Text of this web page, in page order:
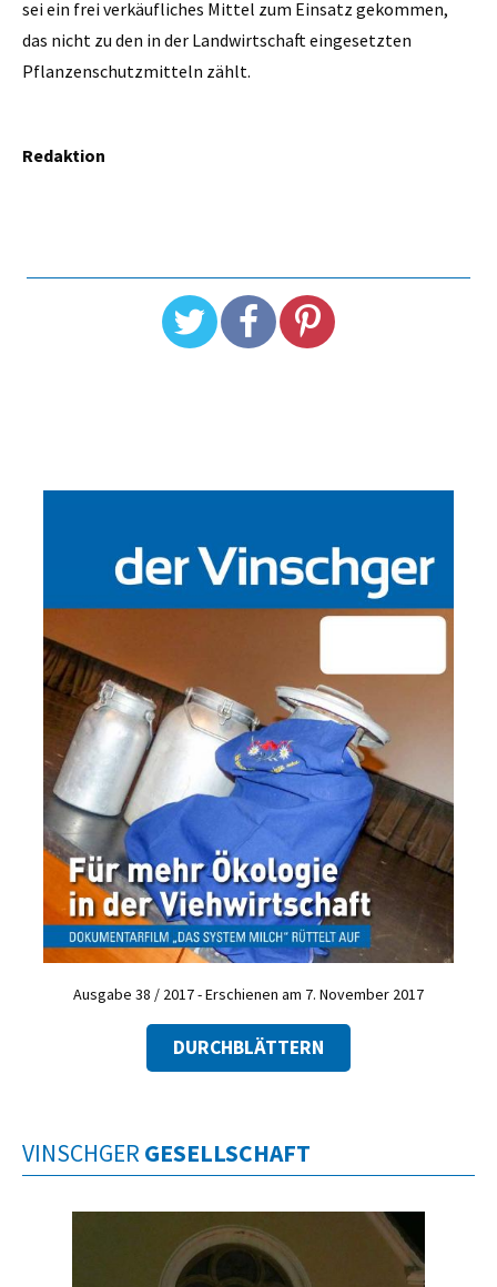
sei ein frei verkäufliches Mittel zum Einsatz gekommen,
das nicht zu den in der Landwirtschaft eingesetzten
Pflanzenschutzmitteln zählt.
Redaktion
Ausgabe 38 / 2017 - Erschienen am 7. November 2017
DURCHBLÄTTERN
VINSCHGER GESELLSCHAFT